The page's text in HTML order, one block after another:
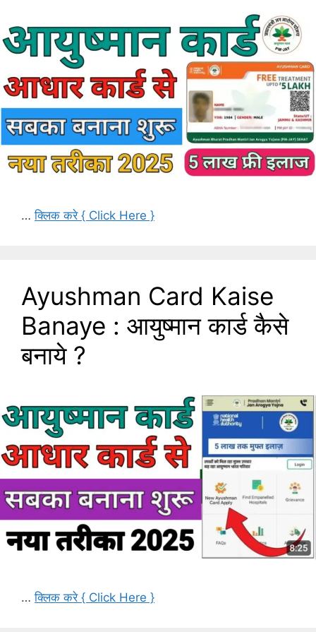
…क्लिक करे { Click Here }
Ayushman Card Kaise
Banaye : आयुष्मान कार्ड कैसे
बनाये ?
…क्लिक करे { Click Here }